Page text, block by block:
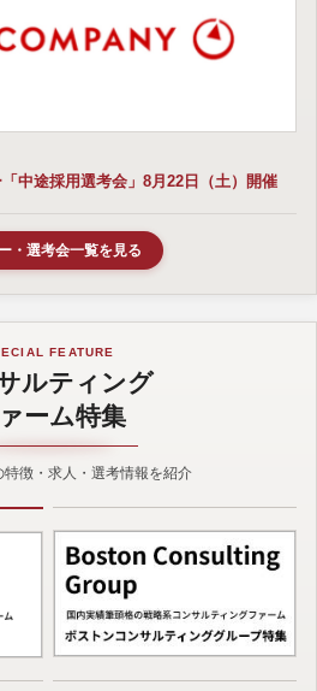
中途採用選考会」8月22日（土）開催
・選考会一覧を見る
FEATURE
ルティング
ーム特集
特徴・求人・選考情報を紹介